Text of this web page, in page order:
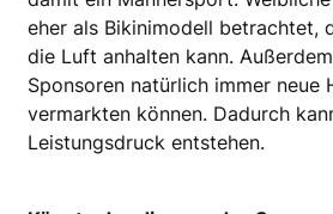
eher als Bikinimodell betrachtet,
die Luft anhalten kann.
Sponsoren natürlich immer neue
vermarkten können. Dadurch
Leistungsdruck entstehen.